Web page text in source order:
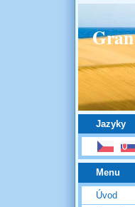
Jazyky
Menu
Úvod